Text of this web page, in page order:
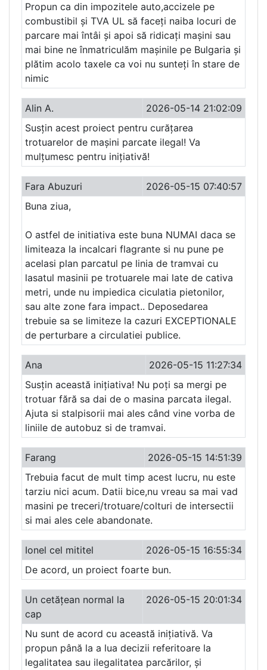
Propun ca din impozitele auto,accizele pe
combustibil și TVA UL să faceți naiba locuri de
parcare mai întâi și apoi să ridicați mașini sau
mai bine ne înmatriculăm mașinile pe Bulgaria și
plătim acolo taxele ca voi nu sunteți în stare de
nimic
Alin A.
2026-05-14 21:02:09
Susțin acest proiect pentru curățarea
trotuarelor de mașini parcate ilegal! Va
mulțumesc pentru inițiativă!
Fara Abuzuri
2026-05-15 07:40:57
Buna ziua,
O astfel de initiativa este buna NUMAI daca se
limiteaza la incalcari flagrante si nu pune pe
acelasi plan parcatul pe linia de tramvai cu
lasatul masinii pe trotuarele mai late de cativa
metri, unde nu impiedica ciculatia pietonilor,
sau alte zone fara impact.. Deposedarea
trebuie sa se limiteze la cazuri EXCEPTIONALE
de perturbare a circulatiei publice.
Ana
2026-05-15 11:27:34
Susțin această inițiativa! Nu poți sa mergi pe
trotuar fără sa dai de o masina parcata ilegal.
Ajuta si stalpisorii mai ales când vine vorba de
liniile de autobuz si de tramvai.
Farang
2026-05-15 14:51:39
Trebuia facut de mult timp acest lucru, nu este
tarziu nici acum. Datii bice,nu vreau sa mai vad
masini pe treceri/trotuare/colturi de intersectii
si mai ales cele abandonate.
Ionel cel mititel
2026-05-15 16:55:34
De acord, un proiect foarte bun.
Un cetățean normal la
cap
2026-05-15 20:01:34
Nu sunt de acord cu această inițiativă. Va
propun până la a lua decizii referitoare la
legalitatea sau ilegalitatea parcărilor, și